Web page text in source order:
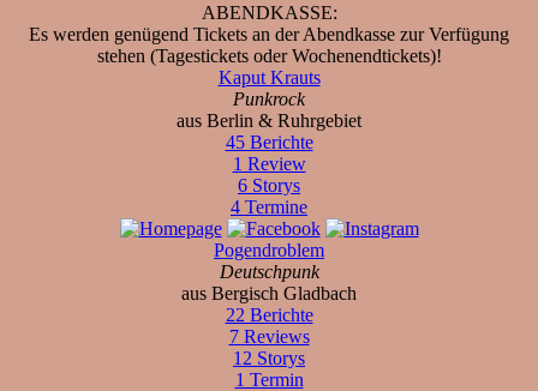
ABENDKASSE:
Es werden genügend Tickets an der Abendkasse zur Verfügung
stehen (Tagestickets oder Wochenendtickets)!
Kaput Krauts
Punkrock
aus Berlin & Ruhrgebiet
45 Berichte
1 Review
6 Storys
4 Termine
Pogendroblem
Deutschpunk
aus Bergisch Gladbach
22 Berichte
7 Reviews
12 Storys
1 Termin